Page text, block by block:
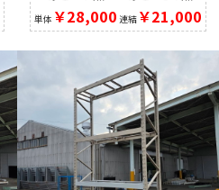
単体 ￥28,000 連結￥21,000